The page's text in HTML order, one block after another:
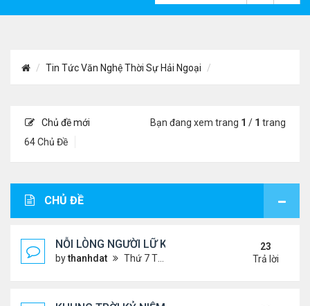
Tin Tức Văn Nghệ Thời Sự Hải Ngoại
Chủ đề mới
64 Chủ Đề
Bạn đang xem trang 1 / 1 trang
CHỦ ĐỀ
NỖI LÒNG NGƯỜI LỮ KHÁCH !!!
bythanhdat Thứ 7 Tháng 6 29, 2024 5:28 pm
23
Trả lời